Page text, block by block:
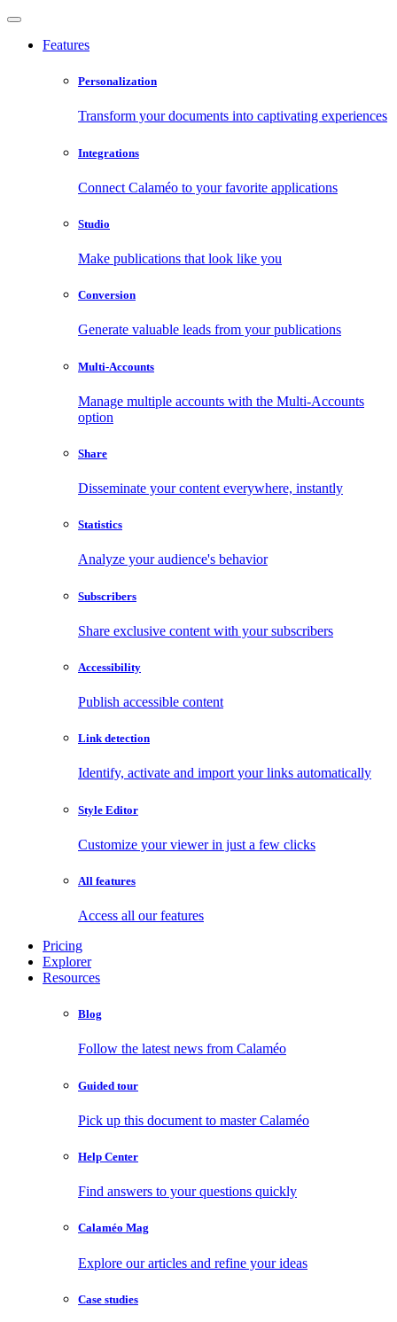
Features
Personalization
Transform your documents into captivating experiences
Integrations
Connect Calaméo to your favorite applications
Studio
Make publications that look like you
Conversion
Generate valuable leads from your publications
Multi-Accounts
Manage multiple accounts with the Multi-Accounts
option
Share
Disseminate your content everywhere, instantly
Statistics
Analyze your audience's behavior
Subscribers
Share exclusive content with your subscribers
Accessibility
Publish accessible content
Link detection
Identify, activate and import your links automatically
Style Editor
Customize your viewer in just a few clicks
All features
Access all our features
Pricing
Explorer
Resources
Blog
Follow the latest news from Calaméo
Guided tour
Pick up this document to master Calaméo
Help Center
Find answers to your questions quickly
Calaméo Mag
Explore our articles and refine your ideas
Case studies